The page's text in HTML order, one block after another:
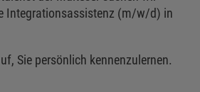
Integrationsassistenz (m/w/d) in
Sie persönlich kennenzulernen.